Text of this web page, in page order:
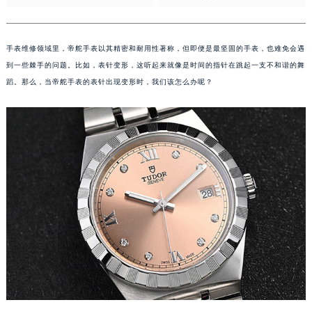
手表维修领域里，帝舵手表以其精密和耐用性著称，但即便是最坚固的手表，也难免会遇
到一些棘手的问题。比如，表针变形，这听起来就像是时间的指针在跳起一支不和谐的舞
蹈。那么，当帝舵手表的表针出现变形时，我们该怎么办呢？